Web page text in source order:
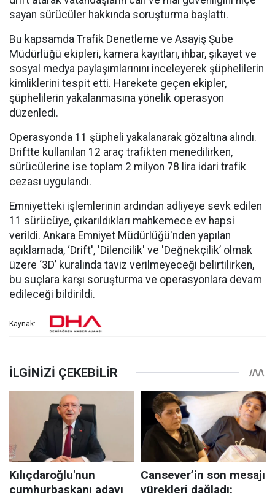
sayan sürücüler hakkında soruşturma başlattı.
Bu kapsamda Trafik Denetleme ve Asayiş Şube
Müdürlüğü ekipleri, kamera kayıtları, ihbar, şikayet ve
sosyal medya paylaşımlarınını inceleyerek şüphelilerin
kimliklerini tespit etti. Harekete geçen ekipler,
şüphelilerin yakalanmasına yönelik operasyon
düzenledi.
Operasyonda 11 şüpheli yakalanarak gözaltına alındı.
Driftte kullanılan 12 araç trafikten menedilirken,
sürücülerine ise toplam 2 milyon 78 lira idari trafik
cezası uygulandı.
Emniyetteki işlemlerinin ardından adliyeye sevk edilen
11 sürücüye, çıkarıldıkları mahkemece ev hapsi
verildi. Ankara Emniyet Müdürlüğü'nden yapılan
açıklamada, ‘Drift', 'Dilencilik' ve 'Değnekçilik’ olmak
üzere ‘3D’ kuralında taviz verilmeyeceği belirtilirken,
bu suçlara karşı soruşturma ve operasyonlara devam
edileceği bildirildi.
Kaynak: